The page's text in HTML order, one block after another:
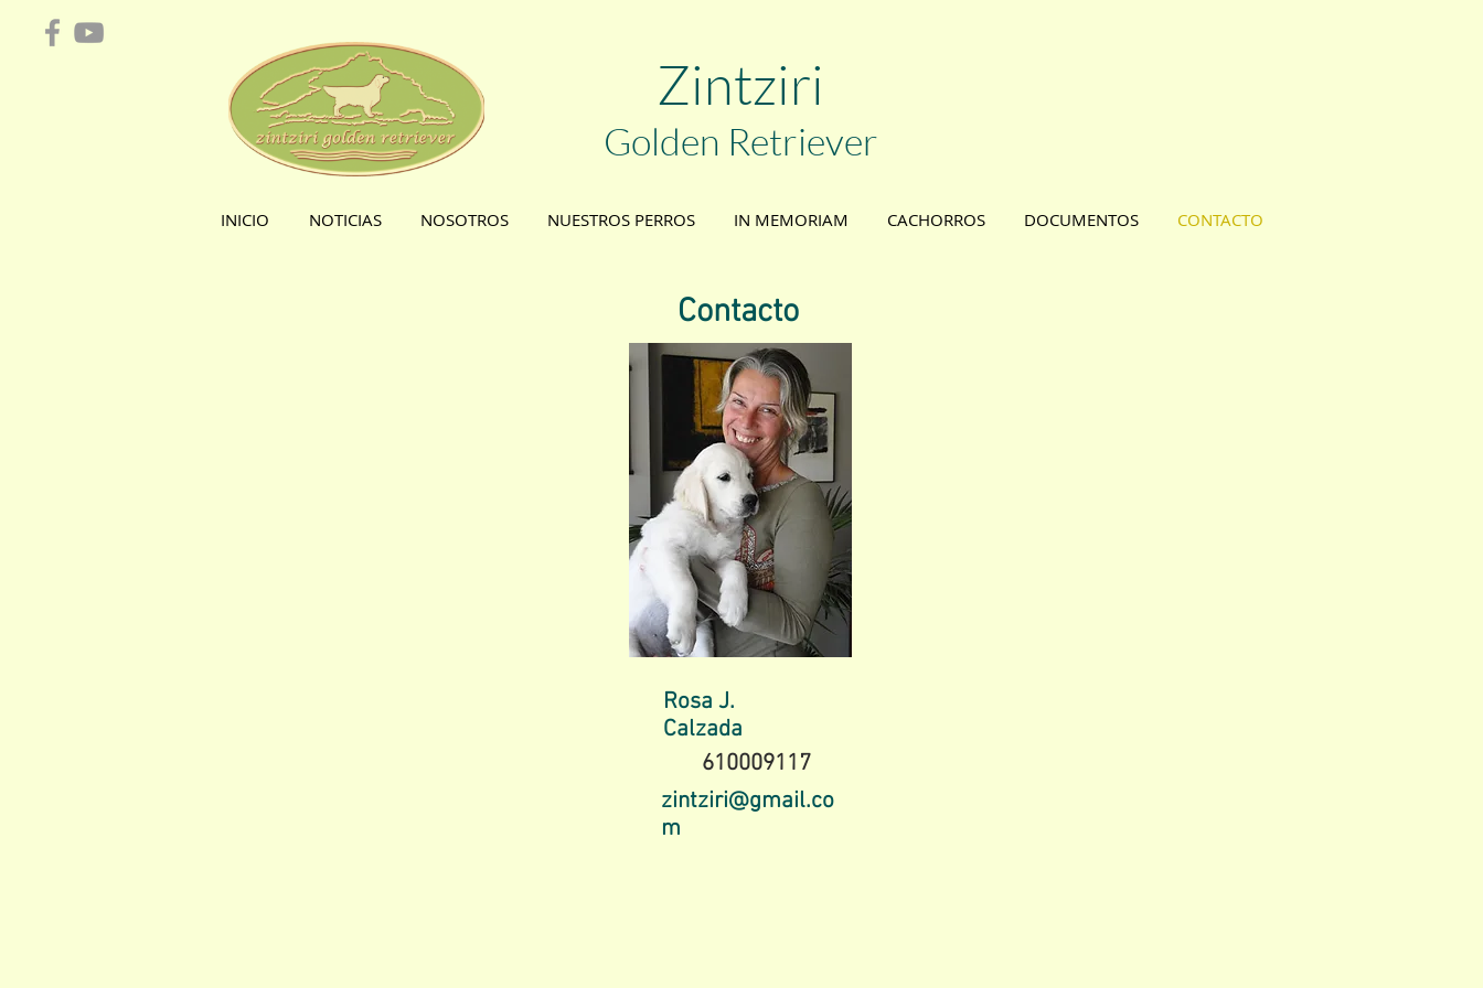
Zintziri
Golden Retriever
INICIO NOTICIAS NOSOTROS NUESTROS PERROS IN MEMORIAM CACHORROS DOCUMENTOS CONTACTO
Contacto
Rosa J.
Calzada
610009117
zintziri@gmail.co
m